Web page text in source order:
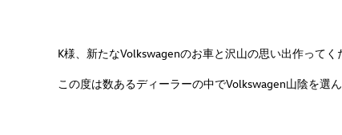
K様、新たなVolkswagenのお車と沢山の思い出作って
この度は数あるディーラーの中でVolkswagen山陰を選